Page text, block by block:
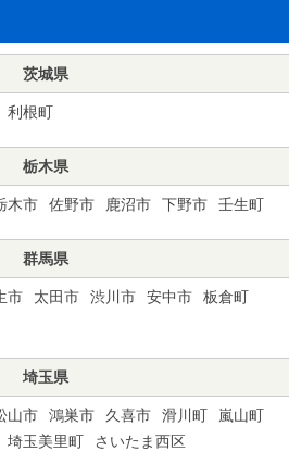
茨城県
利根町
栃木県
木市 佐野市 鹿沼市 下野市 壬生町
群馬県
市 太田市 渋川市 安中市
板倉町
埼玉県
山市 鴻巣市 久喜市 滑川町
嵐山町
埼玉美里町
さいたま西区